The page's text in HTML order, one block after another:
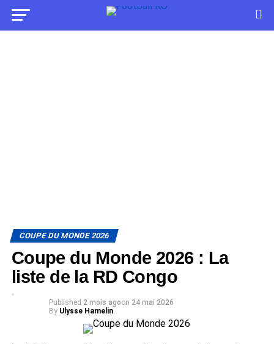
COUPE DU MONDE 2026
Coupe du Monde 2026 : La
liste de la RD Congo
Published 2 mois agoon 24 mai 2026
By Ulysse Hamelin